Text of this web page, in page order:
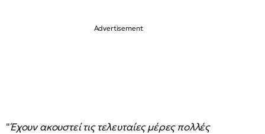
"Έχουν ακουστεί τις τελευταίες μέρες πολλές